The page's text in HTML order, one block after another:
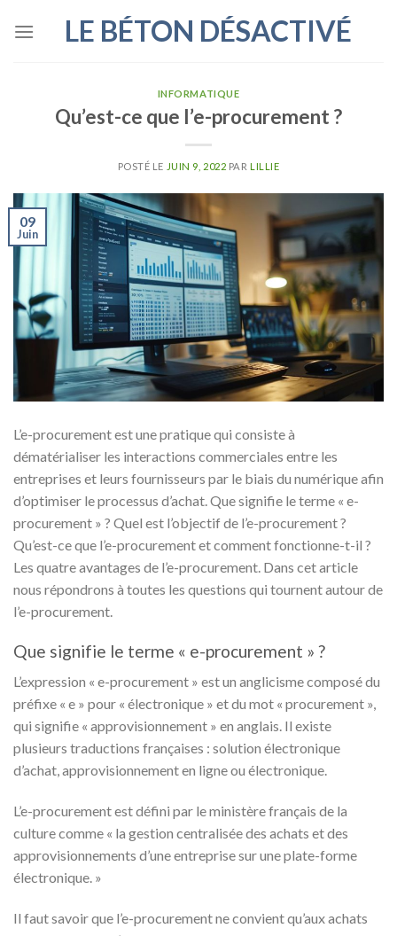
LE BÉTON DÉSACTIVÉ
INFORMATIQUE
Qu’est-ce que l’e-procurement ?
POSTÉ LE JUIN 9, 2022 PARLILLIE
09
Juin
L’e-procurement est une pratique qui consiste à
dématérialiser les interactions commerciales entre les
entreprises et leurs fournisseurs par le biais du numérique afin
d’optimiser le processus d’achat. Que signifie le terme « e-
procurement » ? Quel est l’objectif de l’e-procurement ?
Qu’est-ce que l’e-procurement et comment fonctionne-t-il ?
Les quatre avantages de l’e-procurement. Dans cet article
nous répondrons à toutes les questions qui tournent autour de
l’e-procurement.
Que signifie le terme « e-procurement » ?
L’expression « e-procurement » est un anglicisme composé du
préfixe « e » pour « électronique » et du mot « procurement »,
qui signifie « approvisionnement » en anglais. Il existe
plusieurs traductions françaises : solution électronique
d’achat, approvisionnement en ligne ou électronique.
L’e-procurement est défini par le ministère français de la
culture comme « la gestion centralisée des achats et des
approvisionnements d’une entreprise sur une plate-forme
électronique. »
Il faut savoir que l’e-procurement ne convient qu’aux achats